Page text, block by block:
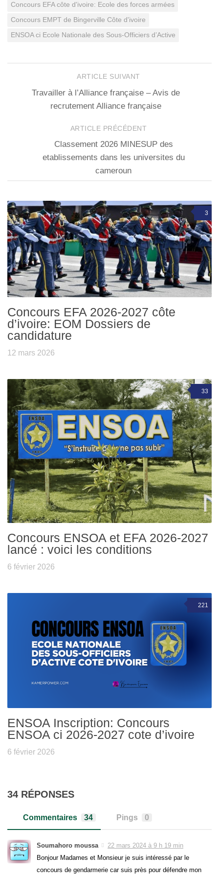
Concours EFA côte d'ivoire: Ecole des forces armées
Concours EMPT de Bingerville Côte d'ivoire
ENSOA ci Ecole Nationale des Sous-Officiers d’Active
ARTICLE SUIVANT
Travailler à l’Alliance française – Avis de
recrutement Alliance française
ARTICLE PRÉCÉDENT
Classement 2026 MINESUP des
etablissements dans les universites du
cameroun
3
Concours EFA 2026-2027 côte
d’ivoire: EOM Dossiers de
candidature
12 mars 2026
33
Concours ENSOA et EFA 2026-2027
lancé : voici les conditions
6 février 2026
221
ENSOA Inscription: Concours
ENSOA ci 2026-2027 cote d’ivoire
6 février 2026
34 RÉPONSES
Commentaires 34 Pings 0
Soumahoro moussa
22 mars 2024 à 9 h 19 min
Bonjour Madames et Monsieur je suis intéressé par le
concours de gendarmerie car suis près pour défendre mon